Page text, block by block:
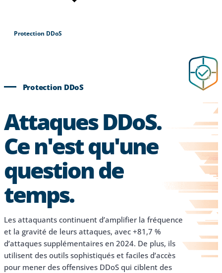
Protection DDoS
Protection DDoS
Attaques DDoS.
Ce n'est qu'une
question de
temps.
Les attaquants continuent d’amplifier la fréquence
et la gravité de leurs attaques, avec +81,7 %
d’attaques supplémentaires en 2024. De plus, ils
utilisent des outils sophistiqués et faciles d’accès
pour mener des offensives DDoS qui ciblent des